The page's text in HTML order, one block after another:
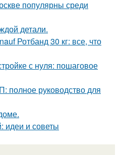
популярны среди
детали.
Ротбанд 30 кг: все, что
с нуля: пошаговое
полное руководство для
идеи и советы